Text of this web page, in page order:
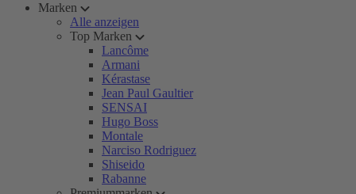
Marken
Alle anzeigen
Top Marken
Lancôme
Armani
Kérastase
Jean Paul Gaultier
SENSAI
Hugo Boss
Montale
Narciso Rodriguez
Shiseido
Rabanne